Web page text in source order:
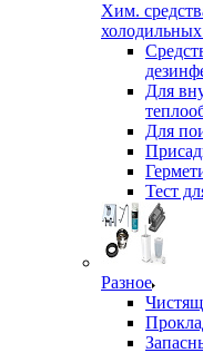
Хим.
Для
Для
Тест
Разное